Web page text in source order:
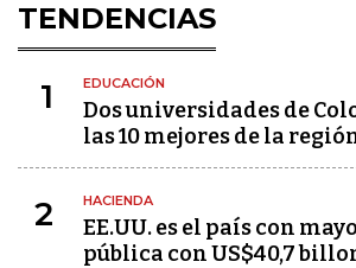
TENDENCIAS
1 EDUCACIÓN
Dos universidades de
las 10 mejores de la
2 HACIENDA
EE.UU. es el país con
pública con US$40,7